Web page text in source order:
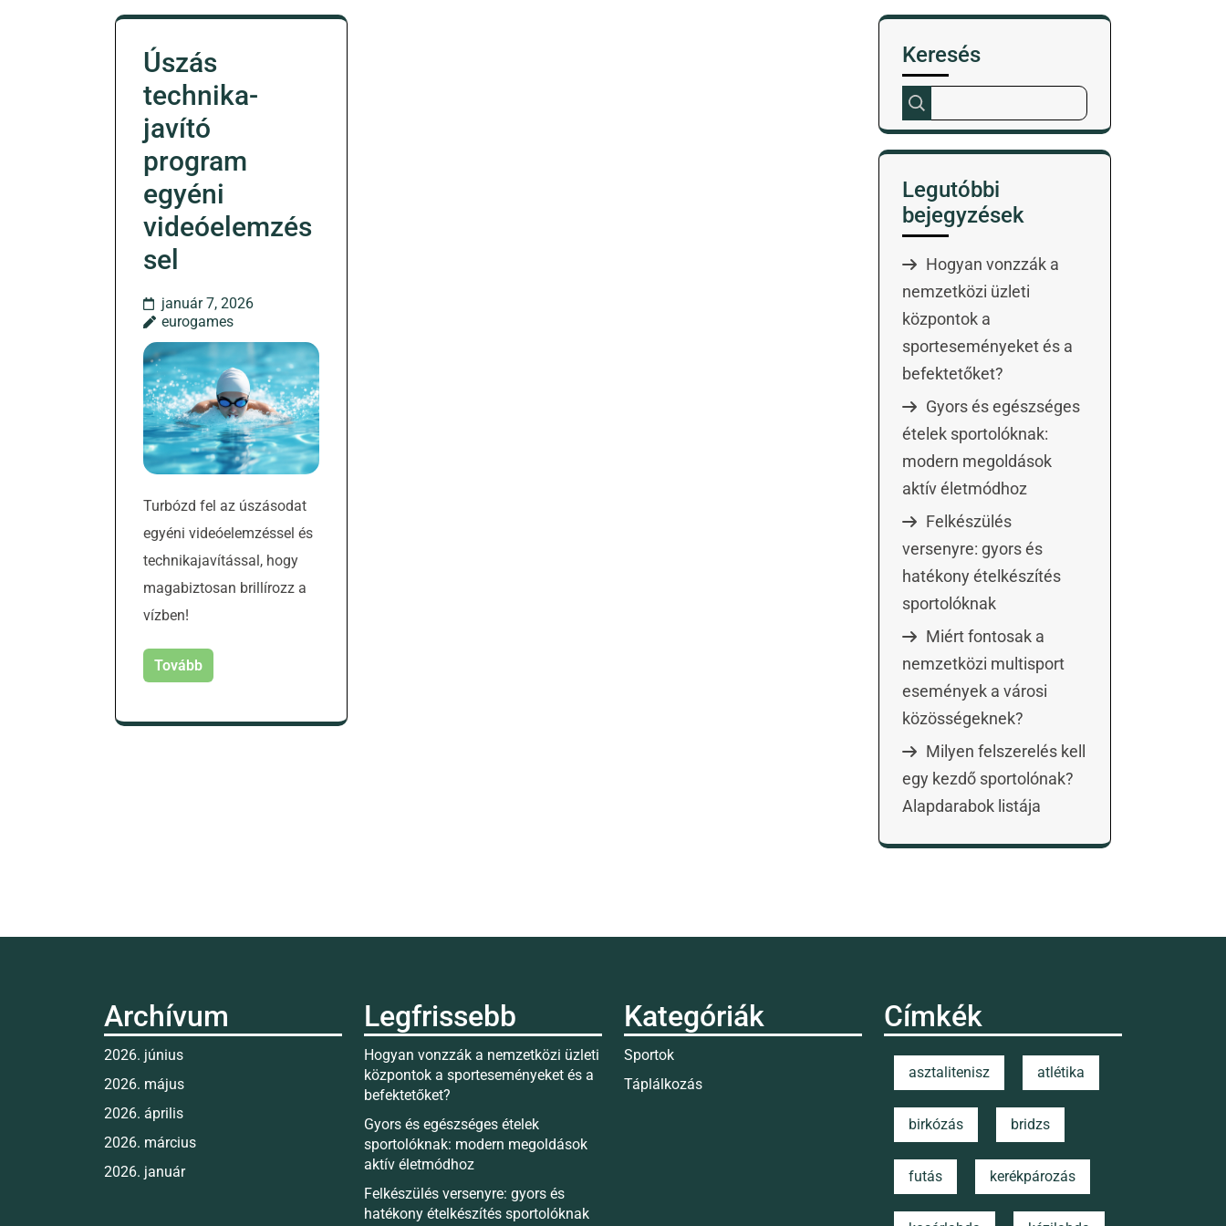
Úszás
technika-
javító
program
egyéni
videóelemzés
sel
január 7, 2026
eurogames
Turbózd fel az úszásodat
egyéni videóelemzéssel és
technikajavítással, hogy
magabiztosan brillírozz a
vízben!
Tovább
Keresés
Legutóbbi
bejegyzések
Hogyan vonzzák a
nemzetközi üzleti
központok a
sporteseményeket és a
befektetőket?
Gyors és egészséges
ételek sportolóknak:
modern megoldások
aktív életmódhoz
Felkészülés
versenyre: gyors és
hatékony ételkészítés
sportolóknak
Miért fontosak a
nemzetközi multisport
események a városi
közösségeknek?
Milyen felszerelés kell
egy kezdő sportolónak?
Alapdarabok listája
Archívum
2026. június
2026. május
2026. április
2026. március
2026. január
Legfrissebb
Hogyan vonzzák a nemzetközi üzleti
központok a sporteseményeket és a
befektetőket?
Gyors és egészséges ételek
sportolóknak: modern megoldások
aktív életmódhoz
Felkészülés versenyre: gyors és
hatékony ételkészítés sportolóknak
Kategóriák
Sportok
Táplálkozás
Címkék
asztalitenisz atlétika
birkózás bridzs
futás kerékpározás